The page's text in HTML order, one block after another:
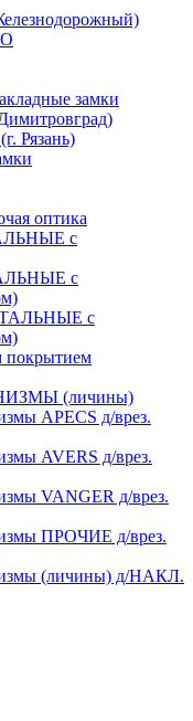
замки
Рязань)
оптика
с
с
с
покрытием
(личины)
APECS д/врез.
AVERS д/врез.
VANGER д/врез.
ПРОЧИЕ д/врез.
(личины) д/НАКЛ.